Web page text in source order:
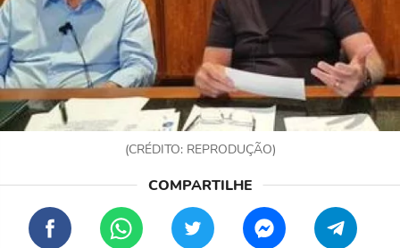
(CRÉDITO: REPRODUÇÃO)